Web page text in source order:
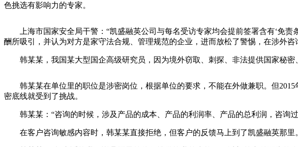
色挑选有影响力的专家。
上海市国家安全局干警：“凯盛融英公司与每名受访专家均会提前签署含有‘免责
酬所吸引，并认为对方是家守法合规、管理规范的企业，进而放松了警惕，在涉外
韩某某，我国某大型国企高级研究员，因为境外窃取、刺探、非法提供国家秘密
韩某某在单位里的职位是涉密岗位，根据单位的要求，不能在外做兼职。但2015
密底线就受到了挑战。
韩某某：“咨询的时候，涉及产品的成本、产品的利润率、产品的总利润，咨询
在客户咨询敏感内容时，韩某某直接拒绝，但客户的反馈马上到了凯盛融英那里